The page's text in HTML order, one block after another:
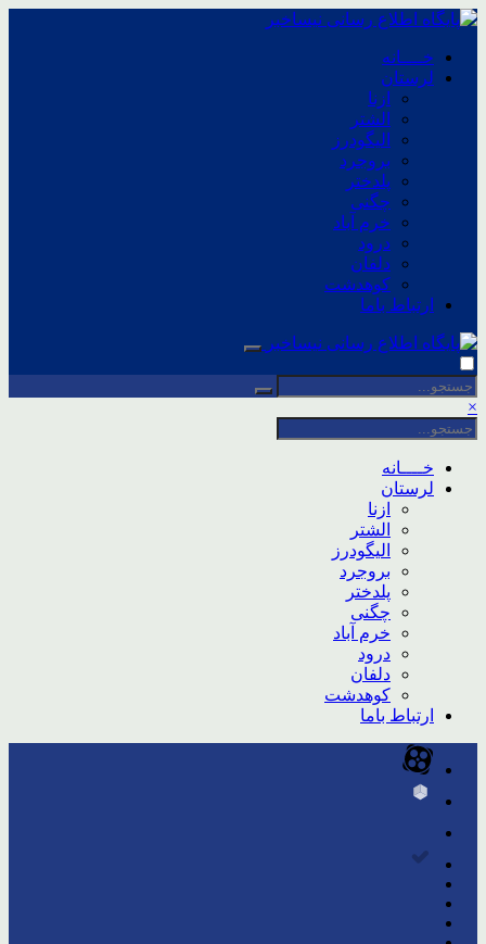
خــــانه
لرستان
ازنا
الشتر
الیگودرز
بروجرد
پلدختر
چگنی
خرم آباد
درود
دلفان
کوهدشت
ارتباط باما
×
خــــانه
لرستان
ازنا
الشتر
الیگودرز
بروجرد
پلدختر
چگنی
خرم آباد
درود
دلفان
کوهدشت
ارتباط باما